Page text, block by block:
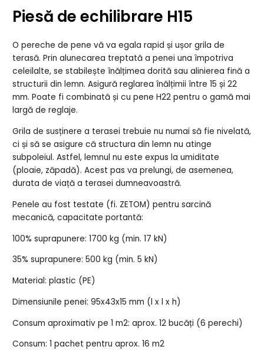
Piesă de echilibrare H15
O pereche de pene vă va egala rapid și ușor grila de
terasă. Prin alunecarea treptată a penei una împotriva
celeilalte, se stabilește înălțimea dorită sau alinierea fină a
structurii din lemn. Asigură reglarea înălțimii între 15 și 22
mm. Poate fi combinată și cu pene H22 pentru o gamă mai
largă de reglaje.
Grila de susținere a terasei trebuie nu numai să fie nivelată,
ci și să se asigure că structura din lemn nu atinge
subpoleiul. Astfel, lemnul nu este expus la umiditate
(ploaie, zăpadă). Acest pas va prelungi, de asemenea,
durata de viață a terasei dumneavoastră.
Penele au fost testate (fi. ZETOM) pentru sarcină
mecanică, capacitate portantă:
100% suprapunere: 1700 kg (min. 17 kN)
35% suprapunere: 500 kg (min. 5 kN)
Material: plastic (PE)
Dimensiunile penei: 95x43x15 mm (l x l x h)
Consum aproximativ pe 1 m2: aprox. 12 bucăți (6 perechi)
Consum: 1 pachet pentru aprox. 16 m2